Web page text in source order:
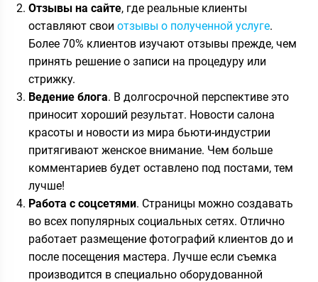
Отзывы на сайте, где реальные клиенты
оставляют свои отзывы о полученной услуге.
Более 70% клиентов изучают отзывы прежде, чем
принять решение о записи на процедуру или
стрижку.
Ведение блога. В долгосрочной перспективе это
приносит хороший результат. Новости салона
красоты и новости из мира бьюти-индустрии
притягивают женское внимание. Чем больше
комментариев будет оставлено под постами, тем
лучше!
Работа с соцсетями. Страницы можно создавать
во всех популярных социальных сетях. Отлично
работает размещение фотографий клиентов до и
после посещения мастера. Лучше если съемка
производится в специально оборудованной